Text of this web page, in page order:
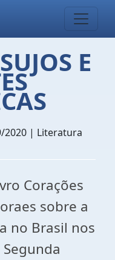
E
2020 | Literatura
Corações
sobre a
no Brasil nos